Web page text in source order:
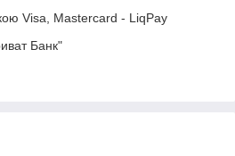
Visa, Mastercard - LiqPay
Банк"